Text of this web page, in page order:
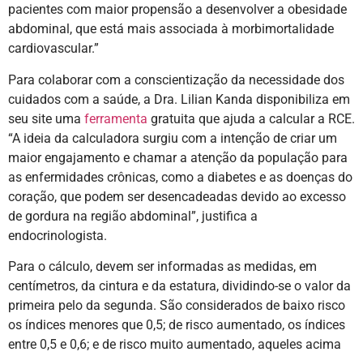
pacientes com maior propensão a desenvolver a obesidade
abdominal, que está mais associada à morbimortalidade
cardiovascular.”
Para colaborar com a conscientização da necessidade dos
cuidados com a saúde, a Dra. Lilian Kanda disponibiliza em
seu site uma ferramenta gratuita que ajuda a calcular a RCE.
“A ideia da calculadora surgiu com a intenção de criar um
maior engajamento e chamar a atenção da população para
as enfermidades crônicas, como a diabetes e as doenças do
coração, que podem ser desencadeadas devido ao excesso
de gordura na região abdominal”, justifica a
endocrinologista.
Para o cálculo, devem ser informadas as medidas, em
centímetros, da cintura e da estatura, dividindo-se o valor da
primeira pelo da segunda. São considerados de baixo risco
os índices menores que 0,5; de risco aumentado, os índices
entre 0,5 e 0,6; e de risco muito aumentado, aqueles acima